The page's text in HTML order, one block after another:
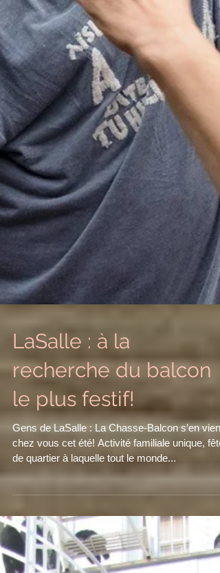
LaSalle : à la
recherche du balcon
le plus festif!
Gens de LaSalle : La Chasse-Balcon s’en vient
chez vous cet été! Activité familiale unique, fête
de quartier à laquelle tout le monde...